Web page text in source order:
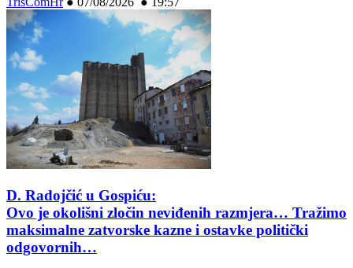
D. Radojčić u Gospiću:
Ovo je okolišni zločin neviđenih razmjera… Tražimo
maksimalne zatvorske kazne i ostavke politički
odgovornih…